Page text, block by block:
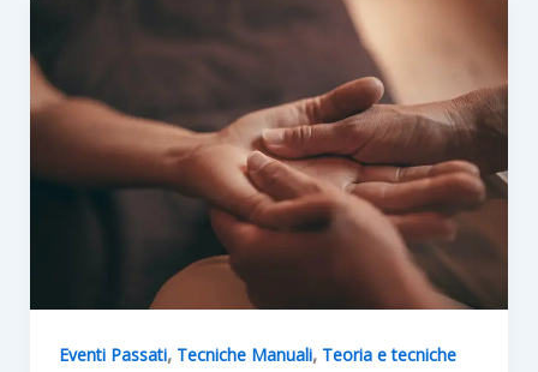
Eventi Passati, Tecniche Manuali, Teoria e tecniche